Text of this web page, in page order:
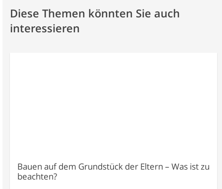
Diese Themen könnten Sie auch
interessieren
Bauen auf dem Grundstück der Eltern – Was ist zu
beachten?